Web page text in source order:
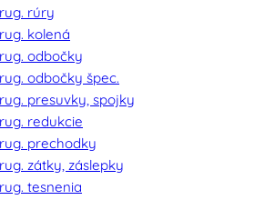
rúry
kolená
odbočky
odbočky špec.
presuvky, spojky
redukcie
prechodky
zátky, záslepky
tesnenia